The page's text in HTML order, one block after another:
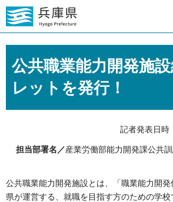
公共職業能力開発施
レットを発行！
記者発表日時
担当部署名／産業労働部能力開発課公共
公共職業能力開発施設とは、「職業能力開
県が運営する、就職を目指す方のための学校